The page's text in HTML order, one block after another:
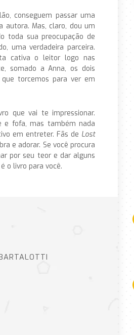
conseguem passar uma
autora. Mas, claro, dou um
toda sua preocupação de
uma verdadeira parceira.
cativa o leitor logo nas
somado a Anna, os dois
torcemos para ver em
que vai te impressionar.
e fofa, mas também nada
em entreter. Fãs de Lost
e adorar. Se você procura
por seu teor e dar alguns
o livro para você.